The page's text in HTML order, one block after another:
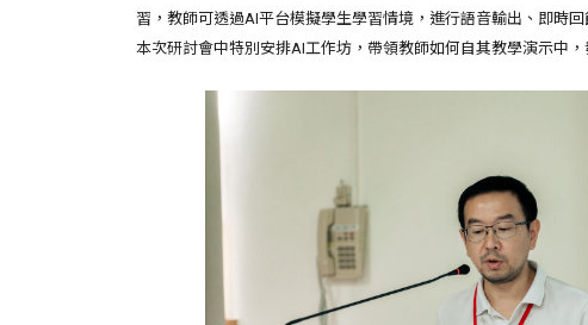
習，教師可透過AI平台模擬學生學習情境，進行語音輸出、即時
本次研討會中特別安排AI工作坊，帶領教師如何自其教學演示中